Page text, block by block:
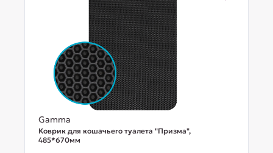
Gamma
Коврик для кошачьего туалета "Призма",
485*670мм